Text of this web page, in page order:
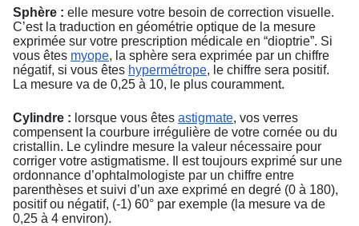
Sphère : elle mesure votre besoin de correction visuelle.
C’est la traduction en géométrie optique de la mesure
exprimée sur votre prescription médicale en “dioptrie”. Si
vous êtes myope, la sphère sera exprimée par un chiffre
négatif, si vous êtes hypermétrope, le chiffre sera positif.
La mesure va de 0,25 à 10, le plus couramment.
Cylindre : lorsque vous êtes astigmate, vos verres
compensent la courbure irrégulière de votre cornée ou du
cristallin. Le cylindre mesure la valeur nécessaire pour
corriger votre astigmatisme. Il est toujours exprimé sur une
ordonnance d’ophtalmologiste par un chiffre entre
parenthèses et suivi d’un axe exprimé en degré (0 à 180),
positif ou négatif, (-1) 60° par exemple (la mesure va de
0,25 à 4 environ).